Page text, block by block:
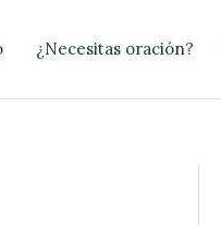
¿Necesitas oración?